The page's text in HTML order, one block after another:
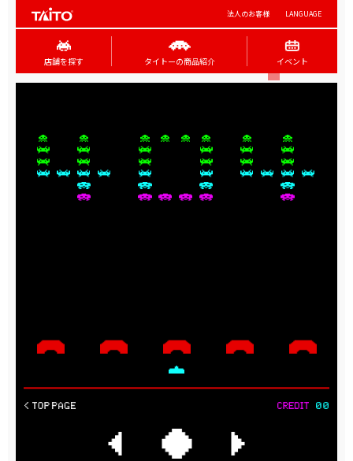
法人のお客様 LANGUAGE
店舗を探す タイトーの商品紹介 イベント